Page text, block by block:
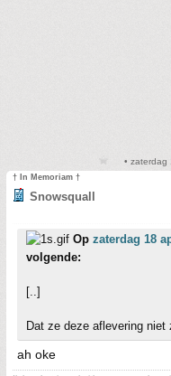
• zaterdag
† In Memoriam †
Snowsquall
Op zaterdag 18
volgende:
[..]
Dat ze deze aflevering niet
ah oke